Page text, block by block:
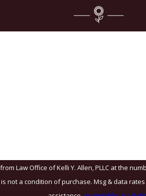
Law Office of Kelli Y. Allen, PLLC at the